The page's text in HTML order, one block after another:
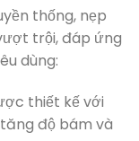
thống, nẹp
trội, đáp ứng
dùng:
thiết kế với
độ bám và